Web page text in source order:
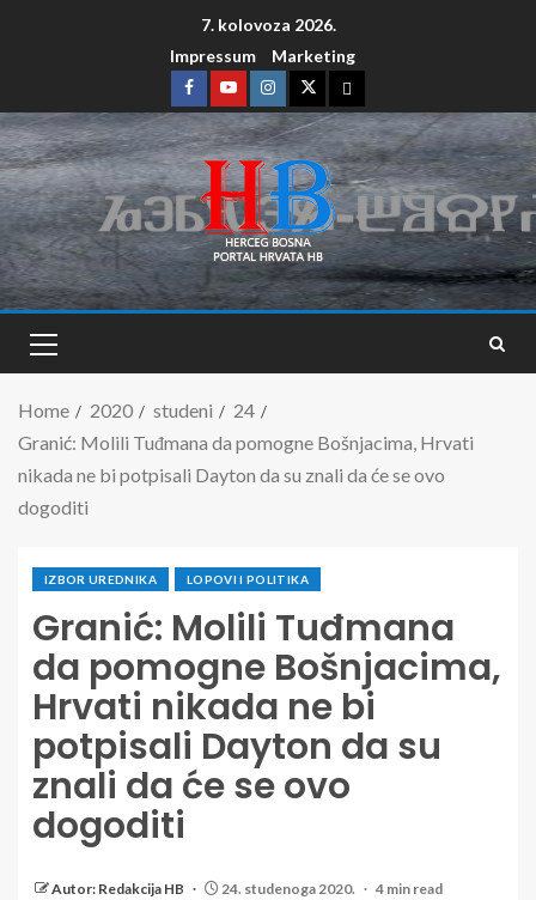
7. kolovoza 2026.
Impressum
Marketing
Home 2020 studeni
24
Granić: Molili Tuđmana da pomogne Bošnjacima, Hrvati
nikada ne bi potpisali Dayton da su znali da će se ovo
dogoditi
IZBOR UREDNIKA LOPOVI I POLITIKA
Granić: Molili Tuđmana
da pomogne Bošnjacima,
Hrvati nikada ne bi
potpisali Dayton da su
znali da će se ovo
dogoditi
Autor: Redakcija HB 24. studenoga 2020. 4 min read